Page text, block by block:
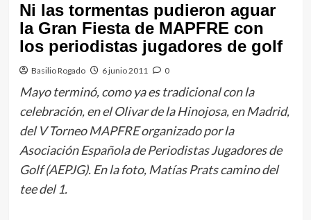
Ni las tormentas pudieron aguar
la Gran Fiesta de MAPFRE con
los periodistas jugadores de golf
Basilio Rogado 6 junio 2011 0
Mayo terminó, como ya es tradicional con la
celebración, en el Olivar de la Hinojosa, en Madrid,
del V Torneo MAPFRE organizado por la
Asociación Española de Periodistas Jugadores de
Golf (AEPJG). En la foto, Matías Prats camino del
tee del 1.